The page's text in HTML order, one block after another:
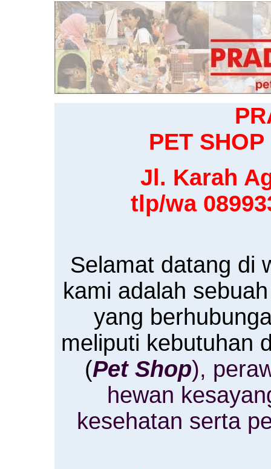
PET
Jl. Karah
tlp/wa
Selamat datang di
kami adalah
yang
meliputi kebutuhan
(Pet Shop),
hewan
kesehatan serta